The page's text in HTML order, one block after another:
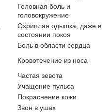
Головная боль и
головокружение
Охриплая одышка, даже в
состоянии покоя
Боль в области сердца
Кровотечение из носа
Частая зевота
Учащение пульса
Покраснение кожи
Звон в ушах